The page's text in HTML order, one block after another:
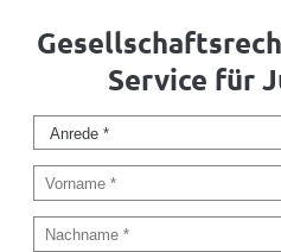
Service für